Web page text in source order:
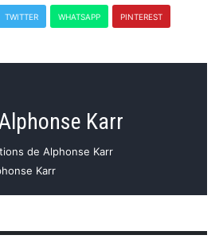
TWITTER WHATSAPP PINTEREST
Karr
de Alphonse Karr
Karr